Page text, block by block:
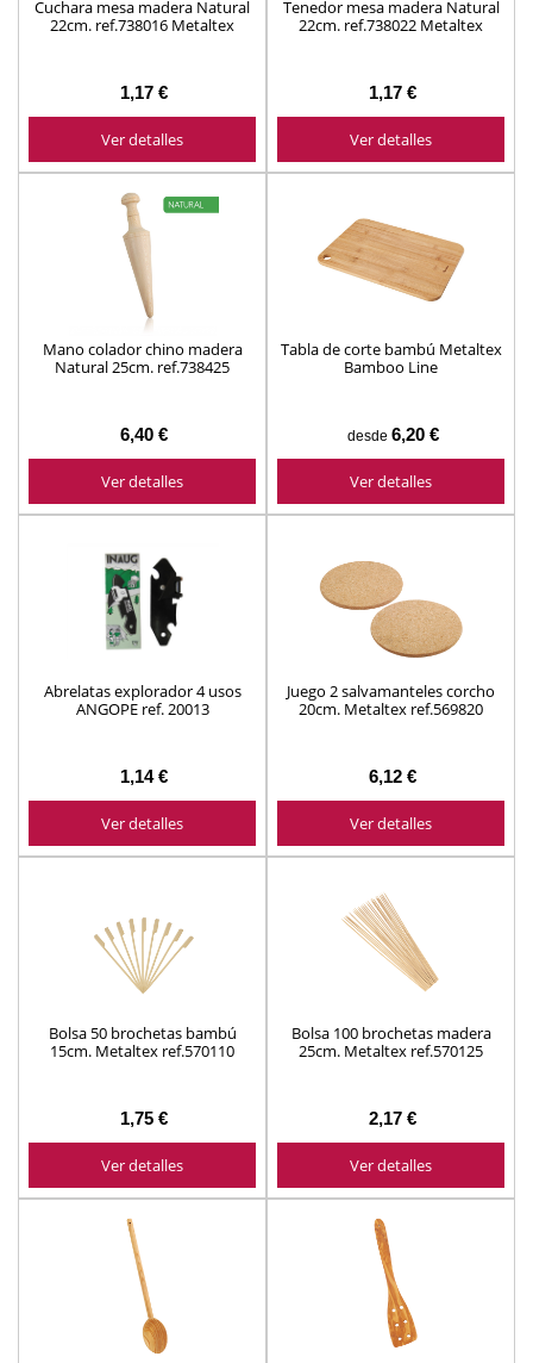
Cuchara mesa madera Natural
22cm. ref.738016 Metaltex
1,17 €
Ver detalles
Tenedor mesa madera Natural
22cm. ref.738022 Metaltex
1,17 €
Ver detalles
Mano colador chino madera
Natural 25cm. ref.738425
6,40 €
Ver detalles
Tabla de corte bambú Metaltex
Bamboo Line
desde 6,20 €
Ver detalles
Abrelatas explorador 4 usos
ANGOPE ref. 20013
1,14 €
Ver detalles
Juego 2 salvamanteles corcho
20cm. Metaltex ref.569820
6,12 €
Ver detalles
Bolsa 50 brochetas bambú
15cm. Metaltex ref.570110
1,75 €
Ver detalles
Bolsa 100 brochetas madera
25cm. Metaltex ref.570125
2,17 €
Ver detalles